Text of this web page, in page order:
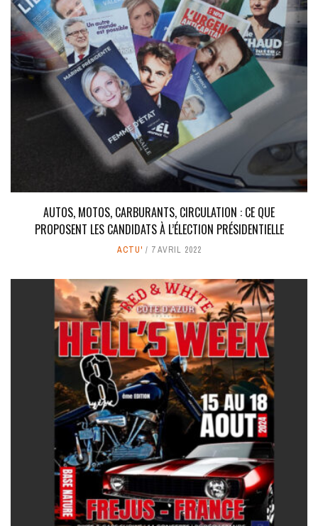
AUTOS, MOTOS, CARBURANTS, CIRCULATION : CE QUE
PROPOSENT LES CANDIDATS À L’ÉLECTION PRÉSIDENTIELLE
ACTU' 7 AVRIL 2022